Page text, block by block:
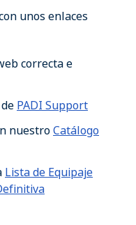
unos enlaces
correcta e
PADI Support
nuestroCatálogo
Lista de Equipaje